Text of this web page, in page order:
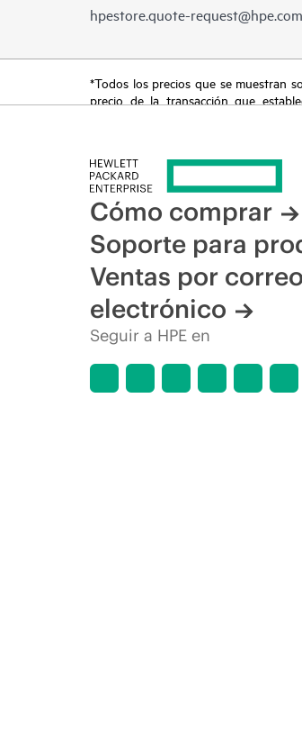
hpestore.quote-request@hpe.com
*Todos los precios que se muestran
precio de la transacción que
del mercado, descatalogación de
Cómo comprar
Soporte para
Ventas por correo
electrónico
Seguir a HPE en